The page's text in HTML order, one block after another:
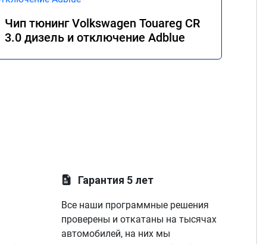
Чип тюнинг Volkswagen Touareg CR
3.0 дизель и отключение Adblue
Гарантия 5 лет
Все наши программные решения
проверены и откатаны на тысячах
автомобилей, на них мы